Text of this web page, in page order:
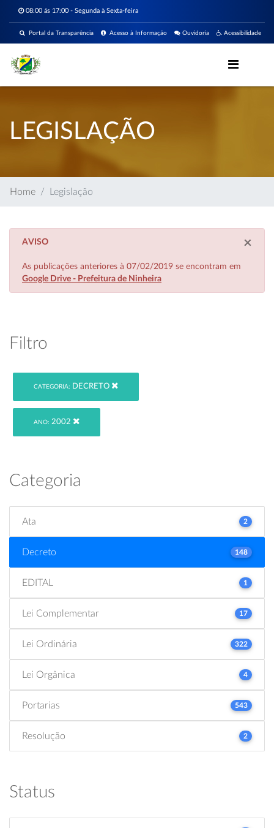
08:00 ás 17:00 - Segunda à Sexta-feira
Acessibilidade
Ouvidoria
Acesso à Informação
Portal da Transparência
LEGISLAÇÃO
Home Legislação
×
AVISO
As publicações anteriores à 07/02/2019 se encontram em
Google Drive - Prefeitura de Ninheira
Filtro
CATEGORIA: DECRETO
ANO: 2002
Categoria
Ata 2
Decreto 148
EDITAL 1
Lei Complementar 17
Lei Ordinária 322
Lei Orgânica 4
Portarias 543
Resolução 2
Status